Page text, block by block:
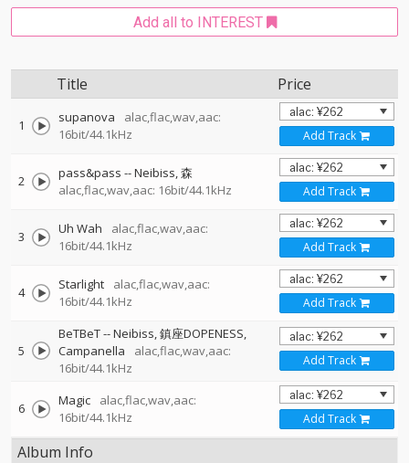
Add all to INTEREST
Title Price
1 supanova
alac,flac,wav,aac:
16bit/44.1kHz
Add Track
2 pass&pass --Neibiss 森
alac,flac,wav,aac: 16bit/44.1kHz
Add Track
3 Uh Wah
alac,flac,wav,aac:
16bit/44.1kHz
Add Track
4 Starlight
alac,flac,wav,aac:
16bit/44.1kHz
Add Track
5
BeTBeT--Neibiss 鎮座DOPENESS
Campanella
alac,flac,wav,aac:
16bit/44.1kHz
Add Track
6 Magic
alac,flac,wav,aac:
16bit/44.1kHz
Add Track
Album Info